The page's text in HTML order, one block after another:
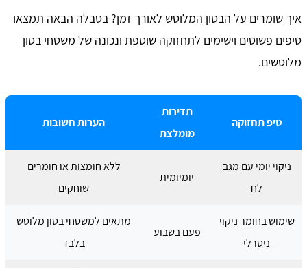
איך שומרים על הבטון המלוטש לאורך זמן? בטבלה הבאה תמצאו
טיפים פשוטים וישימים לתחזוקה שוטפת ונכונה של משטחי בטון
מלוטשים.
טיפ תחזוקה
תדירות
מומלצת
הערות חשובות
ניקוי יומי עם מגב
לח
יומיומית
ללא חומצות או חומרים
שוחקים
שימוש בחומר ניקוי
ניטרלי
פעם בשבוע
מתאים למשטחי בטון מלוטש
בלבד